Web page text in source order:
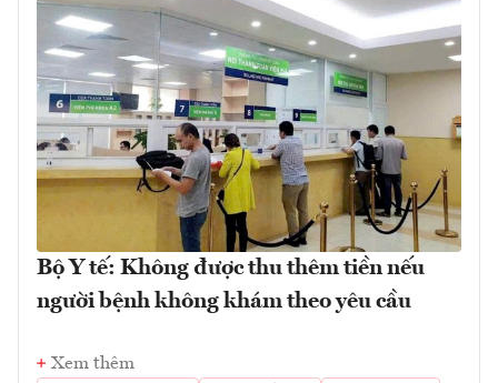
Bộ Y tế: Không được thu thêm tiền nếu
người bệnh không khám theo yêu cầu
Xem thêm